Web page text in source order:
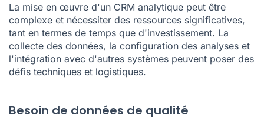
La mise en œuvre d'un CRM analytique peut être
complexe et nécessiter des ressources significatives,
tant en termes de temps que d'investissement. La
collecte des données, la configuration des analyses et
l'intégration avec d'autres systèmes peuvent poser des
défis techniques et logistiques.
Besoin de données de qualité